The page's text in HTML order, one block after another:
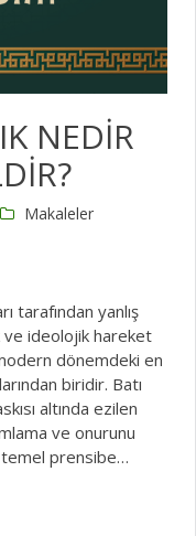
NEDİR
Makaleler
tarafından yanlış
ve ideolojik hareket
dönemdeki en
biridir. Batı
altında ezilen
ve onurunu
temel prensibe…